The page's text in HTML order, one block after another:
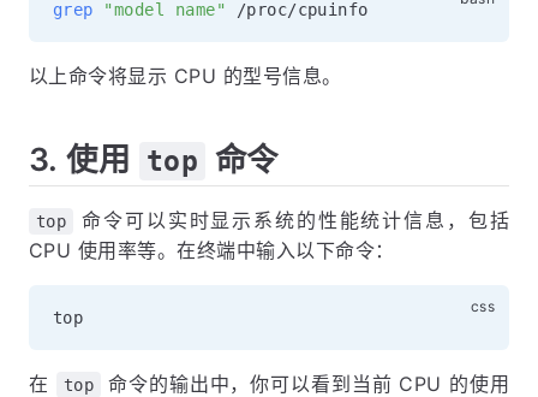
grep "model name"
以上命令将显示 CPU 的型号信息。
3. 使用 top 命令
top
命令可以实时显示系统的性能统计信息，包括
CPU 使用率等。在终端中输入以下命令：
在 top
命令的输出中，你可以看到当前 CPU 的使用